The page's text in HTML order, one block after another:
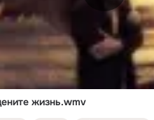
жизнь.wmv